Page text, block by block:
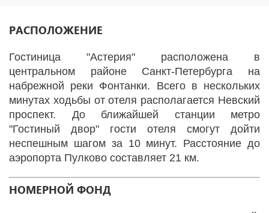
РАСПОЛОЖЕНИЕ
Гостиница "Астерия" расположена в
центральном районе Санкт-Петербурга на
набрежной реки Фонтанки. Всего в нескольких
минутах ходьбы от отеля располагается Невский
проспект. До ближайшей станции метро
"Гостиный двор" гости отеля смогут дойти
неспешным шагом за 10 минут. Расстояние до
аэропорта Пулково составляет 21 км.
НОМЕРНОЙ ФОНД